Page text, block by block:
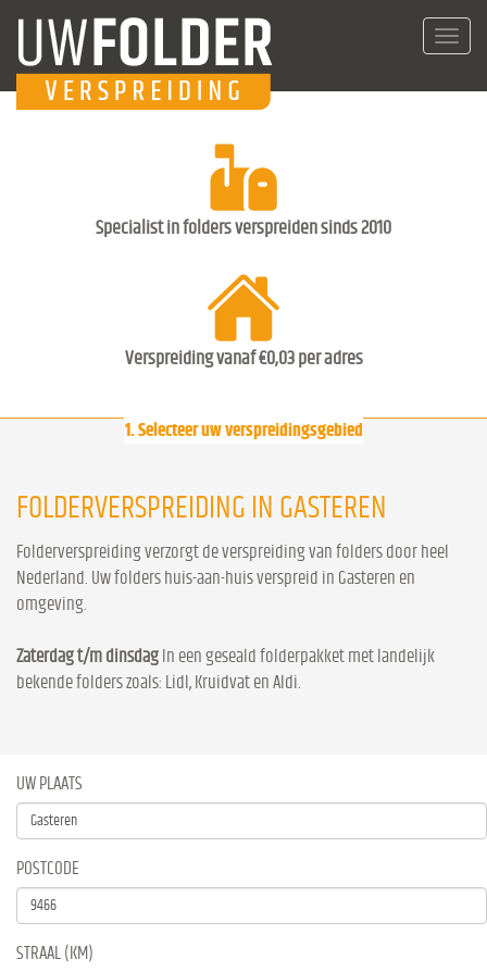
Specialist in folders verspreiden sinds 2010
Verspreiding vanaf €0,03 per adres
1. Selecteer uw verspreidingsgebied
FOLDERVERSPREIDING IN GASTEREN
Folderverspreiding verzorgt de verspreiding van folders door heel
Nederland. Uw folders huis-aan-huis verspreid in Gasteren en
omgeving.
Zaterdag t/m dinsdag In een geseald folderpakket met landelijk
bekende folders zoals: Lidl, Kruidvat en Aldi.
UW PLAATS
POSTCODE
STRAAL (KM)